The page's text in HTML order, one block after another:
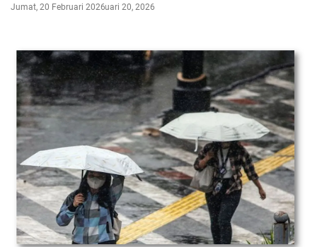
Jumat, 20 Februari 2026Februari 20, 2026